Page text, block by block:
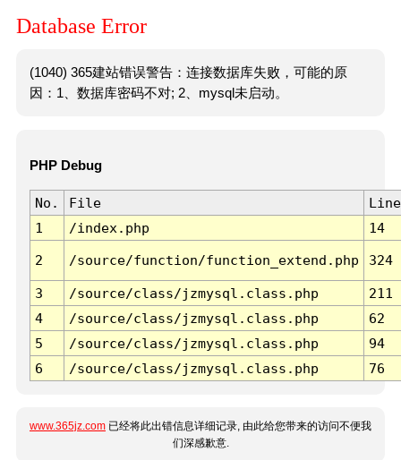
Database Error
(1040) 365建站错误警告：连接数据库失败，可能的原
因：1、数据库密码不对; 2、mysql未启动。
PHP Debug
No. File
Line
1
/index.php 14
2 /source/function/function_extend.php 324
3 /source/class/jzmysql.class.php
211
4
/source/class/jzmysql.class.php
62
5
/source/class/jzmysql.class.php
94
6
/source/class/jzmysql.class.php 76
www.365jz.com 已经将此出错信息详细记录, 由此给您带来的访问不便我
们深感歉意.